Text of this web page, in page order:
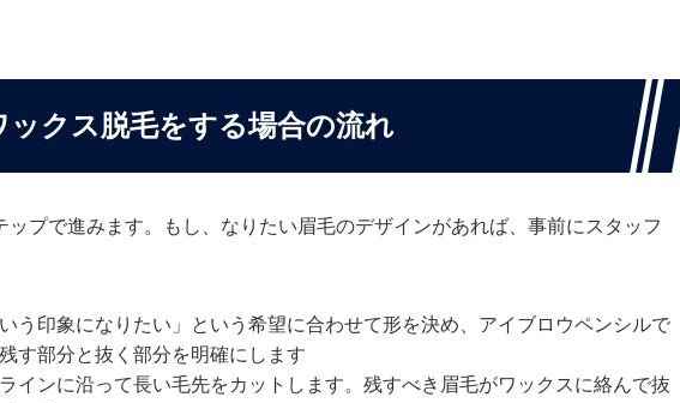
クス脱毛をする場合の流れ
プで進みます。もし、なりたい眉毛のデザインがあれば、事前にスタッフ
いう印象になりたい」という希望に合わせて形を決め、アイブロウペンシルで
す部分と抜く部分を明確にします
ラインに沿って長い毛先をカットします。残すべき眉毛がワックスに絡んで抜